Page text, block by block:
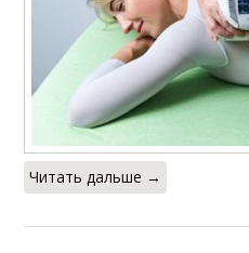
Читать дальше →